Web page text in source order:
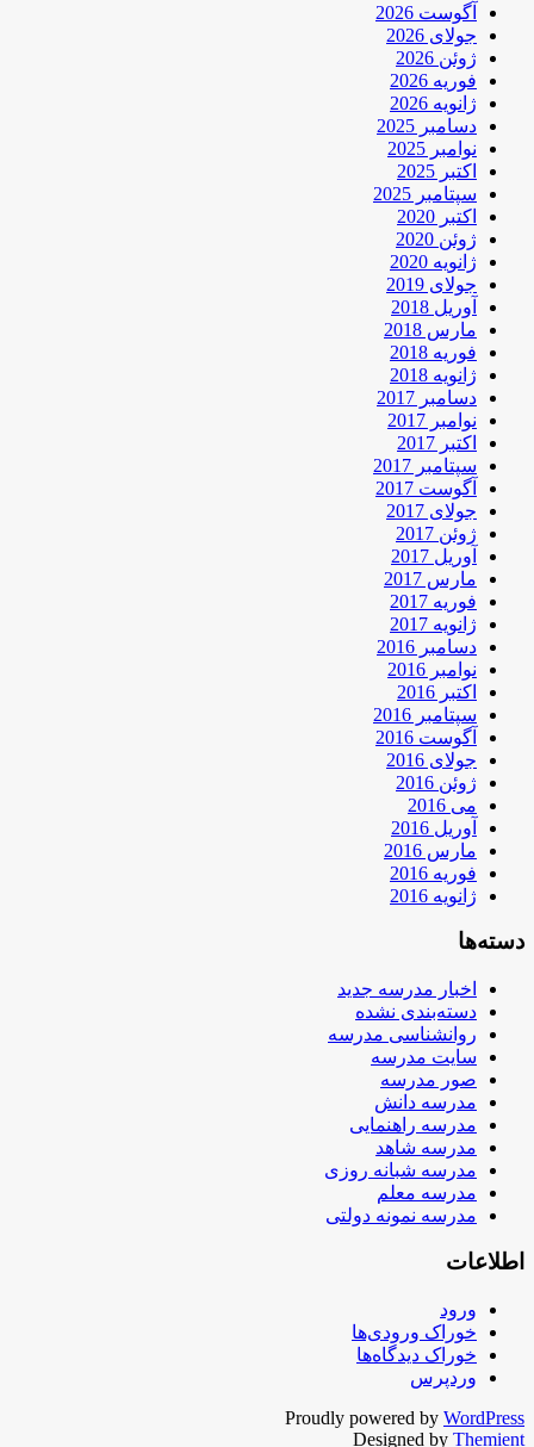
آگوست 2026
جولای 2026
ژوئن 2026
فوریه 2026
ژانویه 2026
دسامبر 2025
نوامبر 2025
اکتبر 2025
سپتامبر 2025
اکتبر 2020
ژوئن 2020
ژانویه 2020
جولای 2019
آوریل 2018
مارس 2018
فوریه 2018
ژانویه 2018
دسامبر 2017
نوامبر 2017
اکتبر 2017
سپتامبر 2017
آگوست 2017
جولای 2017
ژوئن 2017
آوریل 2017
مارس 2017
فوریه 2017
ژانویه 2017
دسامبر 2016
نوامبر 2016
اکتبر 2016
سپتامبر 2016
آگوست 2016
جولای 2016
ژوئن 2016
می 2016
آوریل 2016
مارس 2016
فوریه 2016
ژانویه 2016
دسته‌ها
اخبار مدرسه جدید
دسته‌بندی نشده
روانشناسی مدرسه
سایت مدرسه
صور مدرسه
مدرسه دانش
مدرسه راهنمایی
مدرسه شاهد
مدرسه شبانه روزی
مدرسه معلم
مدرسه نمونه دولتی
اطلاعات
ورود
خوراک ورودی‌ها
خوراک دیدگاه‌ها
وردپرس
Proudly powered by WordPress
Designed by Themient